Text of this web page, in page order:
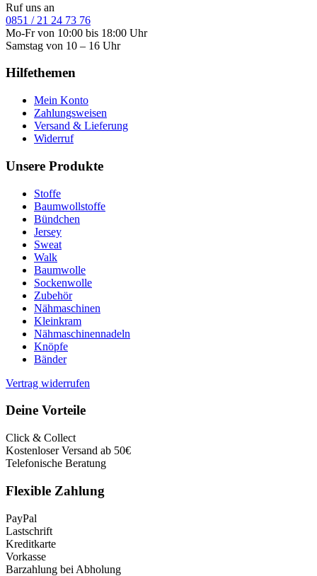
Ruf uns an
0851 / 21 24 73 76
Mo-Fr von 10:00 bis 18:00 Uhr
Samstag von 10 – 16 Uhr
Hilfethemen
Mein Konto
Zahlungsweisen
Versand & Lieferung
Widerruf
Unsere Produkte
Stoffe
Baumwollstoffe
Bündchen
Jersey
Sweat
Walk
Baumwolle
Sockenwolle
Zubehör
Nähmaschinen
Kleinkram
Nähmaschinennadeln
Knöpfe
Bänder
Vertrag widerrufen
Deine Vorteile
Click & Collect
Kostenloser Versand ab 50€
Telefonische Beratung
Flexible Zahlung
PayPal
Lastschrift
Kreditkarte
Vorkasse
Barzahlung bei Abholung